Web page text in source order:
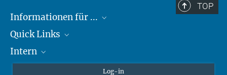
TOP
Informationen für ...
Lieferanten
Studierende
Quick Links
Max-Planck-Gesellschaft
Max-Planck-Campus Tübingen
Intern
Log-in